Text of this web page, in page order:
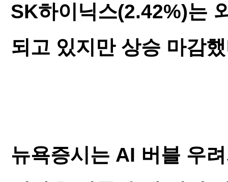
SK하이닉스(2.42%)는
되고 있지만 상승 마감
뉴욕증시는 AI 버블 우